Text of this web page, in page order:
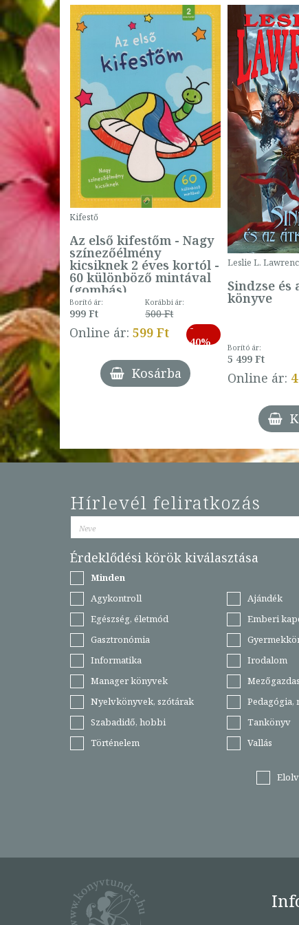
ár:
Ft
Ft
-
27%
Kifestő
Az első kifestőm - Nagy
színezőélmény
kicsiknek 2 éves kortól -
60 különböző mintával
(gombás)
Borító ár:
999 Ft
Korábbi ár:
500 Ft
Online ár: 599 Ft
-
40%
Kosárba
Leslie L.
Sindzse és
könyve
Borító ár:
5 499 Ft
Online ár:
Hírlevél feliratkozás
Érdeklődési körök kiválasztása
Minden
Agykontroll
Ajándék
Egészség, életmód
Emberi
Gasztronómia
Informatika
Irodalom
Manager könyvek
Nyelvkönyvek, szótárak
Pedagógia,
Szabadidő, hobbi
Tankönyv
Történelem
Vallás